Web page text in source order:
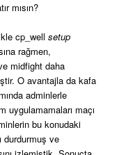
mısın?
cp_wellsetup
rağmen,
midfight daha
O avantajla da kafa
adminlerle
uygulamamaları maçı
bu konudaki
durdurmuş ve